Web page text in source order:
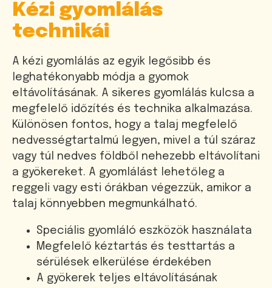
Kézi gyomlálás
technikái
A kézi gyomlálás az egyik legősibb és
leghatékonyabb módja a gyomok
eltávolításának. A sikeres gyomlálás kulcsa a
megfelelő időzítés és technika alkalmazása.
Különösen fontos, hogy a talaj megfelelő
nedvességtartalmú legyen, mivel a túl száraz
vagy túl nedves földből nehezebb eltávolítani
a gyökereket. A gyomlálást lehetőleg a
reggeli vagy esti órákban végezzük, amikor a
talaj könnyebben megmunkálható.
Speciális gyomláló eszközök használata
Megfelelő kéztartás és testtartás a
sérülések elkerülése érdekében
A gyökerek teljes eltávolításának